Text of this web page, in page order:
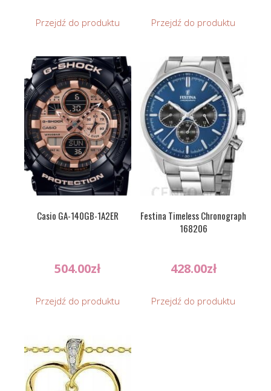
Przejdź do produktu Przejdź do produktu
Casio GA-140GB-1A2ER
504.00zł
Przejdź do produktu
Festina Timeless Chronograph
168206
428.00zł
Przejdź do produktu